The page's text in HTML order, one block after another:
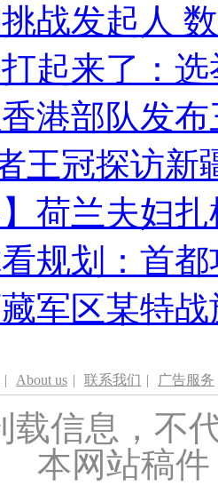
战发起人
起来了：
港部队发
王冠探访新
】荷兰夫妇
规划：首
军区某特
| About us | 联系我们 | 广告服务
载信息，不
本网站稿